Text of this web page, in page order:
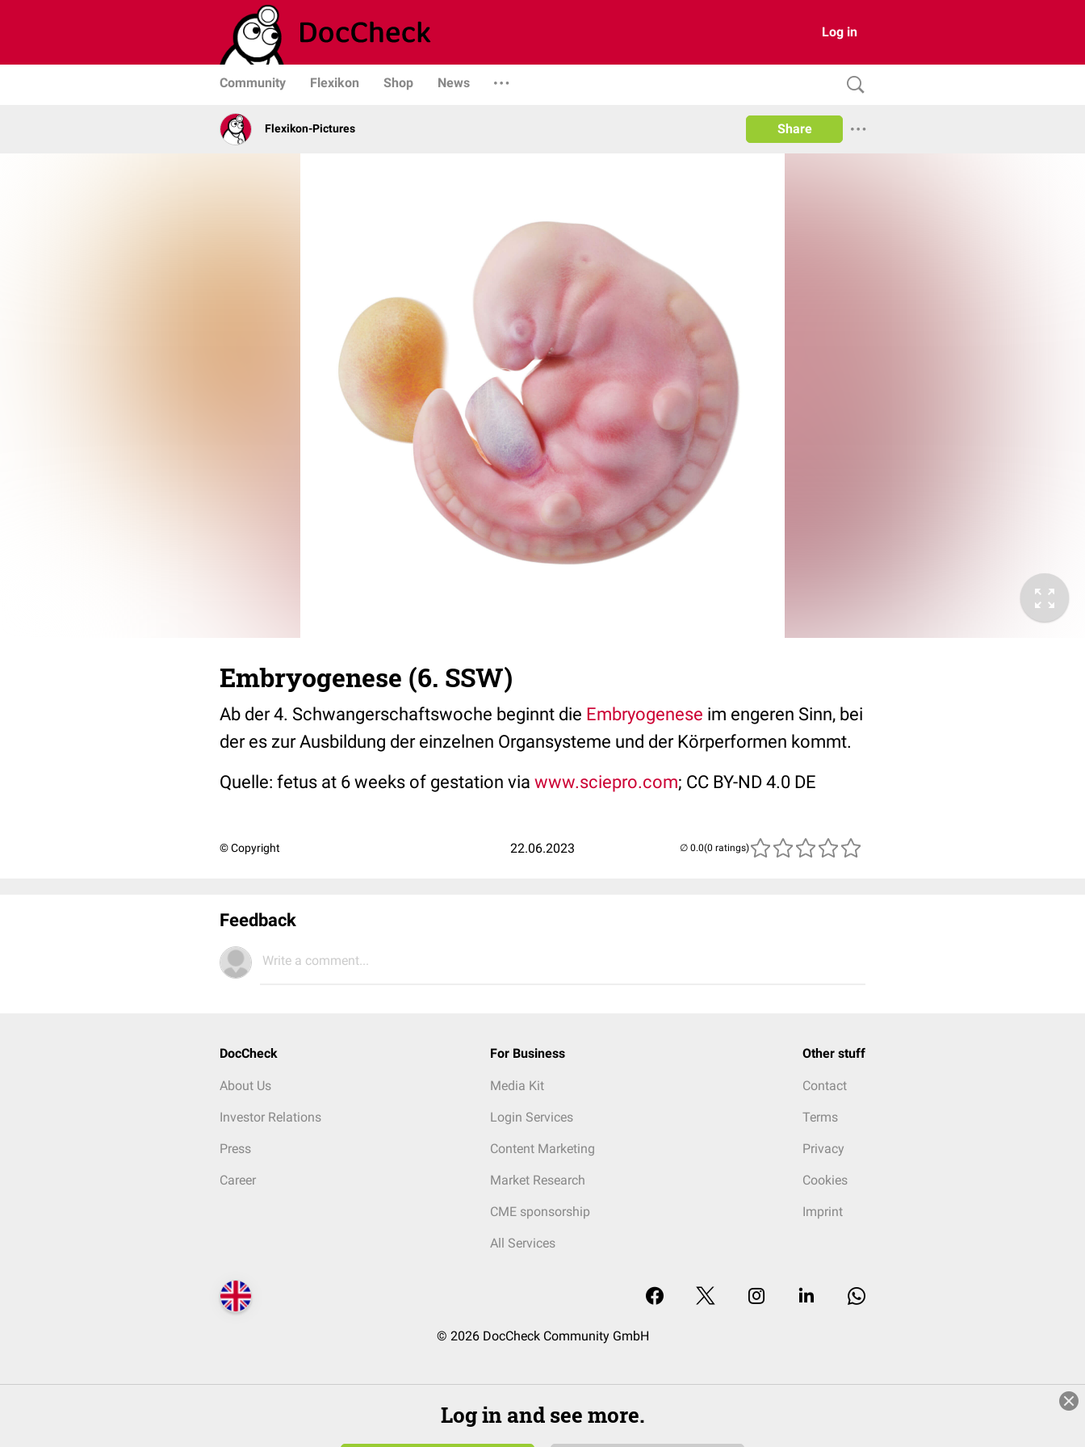
Log in
Community Flexikon Shop News
Flexikon-Pictures Share
Embryogenese (6. SSW)
Ab der 4. Schwangerschaftswoche beginnt die Embryogenese im engeren Sinn, bei
der es zur Ausbildung der einzelnen Organsysteme und der Körperformen kommt.
Quelle: fetus at 6 weeks of gestation via www.sciepro.com; CC BY-ND 4.0 DE
© Copyright 22.06.2023 (0 ratings)
Feedback
Write a comment...
DocCheck
About Us
Investor Relations
Press
Career
For Business
Media Kit
Login Services
Content Marketing
Market Research
CME sponsorship
All Services
Other stuff
Contact
Terms
Privacy
Cookies
Imprint
© 2026 DocCheck Community GmbH
Log in and see more.